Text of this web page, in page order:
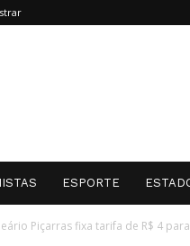
ESPORTE
Piçarras fixa tarifa de R$ 4